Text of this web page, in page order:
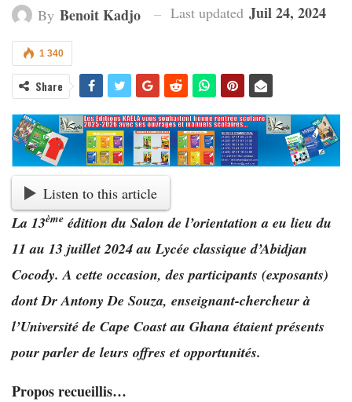
By Benoit Kadjo Last updated Juil 24, 2024
1 340
Share
Listen to this article
La 13ème édition du Salon de l’orientation a eu lieu du
11 au 13 juillet 2024 au Lycée classique d’Abidjan
Cocody. A cette occasion, des participants (exposants)
dontDr Antony De Souza, enseignant-chercheur à
l’Université de Cape Coast au Ghana étaient présents
pour parler de leurs offres et opportunités.
Propos recueillis…